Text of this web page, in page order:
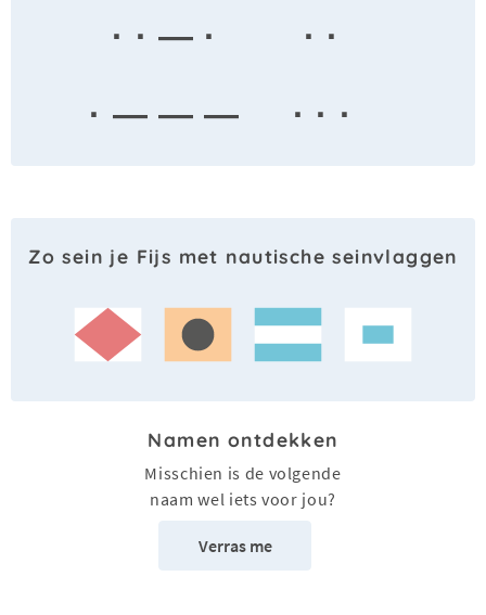
· · — ·
· ·
· — — —
· · ·
Zo sein je Fijs met nautische seinvlaggen
Namen ontdekken
Misschien is de volgende
naam wel iets voor jou?
Verras me